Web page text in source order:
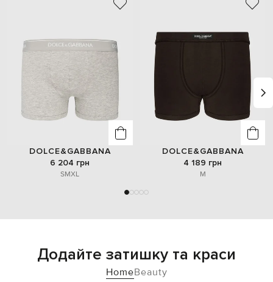
DOLCE&GABBANA
6 204 грн
SMXL
DOLCE&GABBANA
4 189 грн
M
Додайте затишку та краси
HomeBeauty